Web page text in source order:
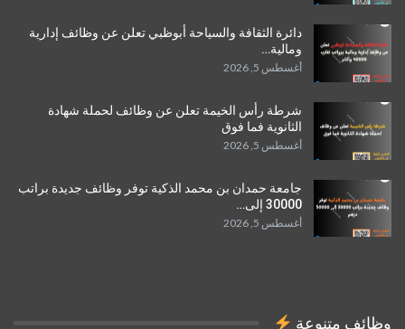
دائرة الثقافة والسياحة أبوظبي تعلن عن وظائف إدارية
ومالية…
أغسطس 5, 2026
شرطة رأس الخيمة تعلن عن وظائف لحملة شهادة
الثانوية فما فوق
أغسطس 5, 2026
جامعة حمدان بن محمد الذكية توفر وظائف جديدة براتب
30000 إلى…
أغسطس 5, 2026
وظائف متنوعة